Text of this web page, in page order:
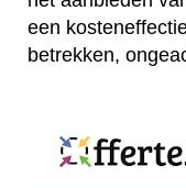
een
betrekken,